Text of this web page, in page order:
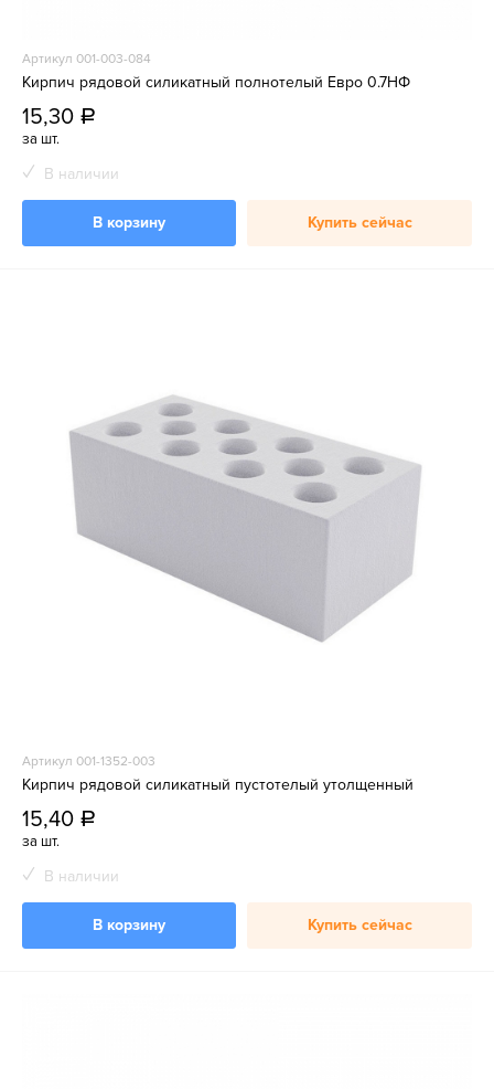
Артикул 001-003-084
Кирпич рядовой силикатный полнотелый Евро 0.7НФ
15,30 a
за шт.
В наличии
В корзину Купить сейчас
Артикул 001-1352-003
Кирпич рядовой силикатный пустотелый утолщенный
15,40 a
за шт.
В наличии
В корзину Купить сейчас